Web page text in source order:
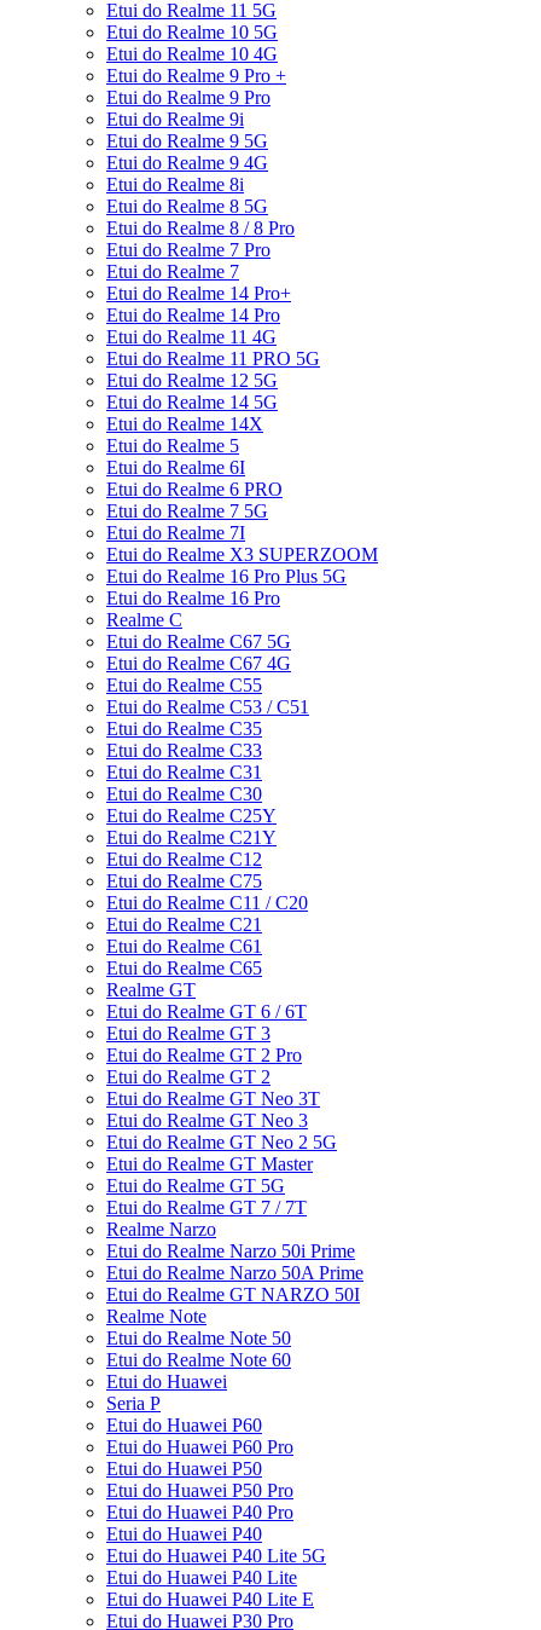
Etui do Realme 11 5G
Etui do Realme 10 5G
Etui do Realme 10 4G
Etui do Realme 9 Pro +
Etui do Realme 9 Pro
Etui do Realme 9i
Etui do Realme 9 5G
Etui do Realme 9 4G
Etui do Realme 8i
Etui do Realme 8 5G
Etui do Realme 8 / 8 Pro
Etui do Realme 7 Pro
Etui do Realme 7
Etui do Realme 14 Pro+
Etui do Realme 14 Pro
Etui do Realme 11 4G
Etui do Realme 11 PRO 5G
Etui do Realme 12 5G
Etui do Realme 14 5G
Etui do Realme 14X
Etui do Realme 5
Etui do Realme 6I
Etui do Realme 6 PRO
Etui do Realme 7 5G
Etui do Realme 7I
Etui do Realme X3 SUPERZOOM
Etui do Realme 16 Pro Plus 5G
Etui do Realme 16 Pro
Realme C
Etui do Realme C67 5G
Etui do Realme C67 4G
Etui do Realme C55
Etui do Realme C53 / C51
Etui do Realme C35
Etui do Realme C33
Etui do Realme C31
Etui do Realme C30
Etui do Realme C25Y
Etui do Realme C21Y
Etui do Realme C12
Etui do Realme C75
Etui do Realme C11 / C20
Etui do Realme C21
Etui do Realme C61
Etui do Realme C65
Realme GT
Etui do Realme GT 6 / 6T
Etui do Realme GT 3
Etui do Realme GT 2 Pro
Etui do Realme GT 2
Etui do Realme GT Neo 3T
Etui do Realme GT Neo 3
Etui do Realme GT Neo 2 5G
Etui do Realme GT Master
Etui do Realme GT 5G
Etui do Realme GT 7 / 7T
Realme Narzo
Etui do Realme Narzo 50i Prime
Etui do Realme Narzo 50A Prime
Etui do Realme GT NARZO 50I
Realme Note
Etui do Realme Note 50
Etui do Realme Note 60
Etui do Huawei
Seria P
Etui do Huawei P60
Etui do Huawei P60 Pro
Etui do Huawei P50
Etui do Huawei P50 Pro
Etui do Huawei P40 Pro
Etui do Huawei P40
Etui do Huawei P40 Lite 5G
Etui do Huawei P40 Lite
Etui do Huawei P40 Lite E
Etui do Huawei P30 Pro